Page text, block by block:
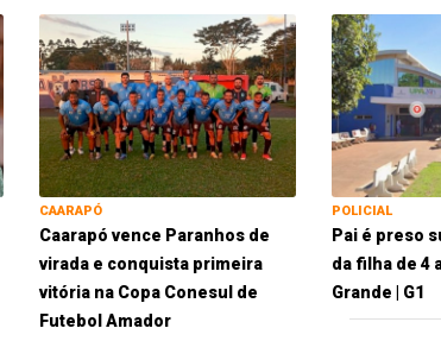
CAARAPÓ
Caarapó vence Paranhos de
virada e conquista primeira
vitória na Copa Conesul de
Futebol Amador
POLICIAL
Pai é preso
da filha de 4
Grande | G1